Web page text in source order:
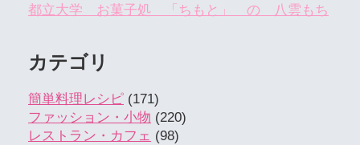
都立大学 お菓子処 「ちもと」 の 八雲もち
カテゴリ
簡単料理レシピ (171)
ファッション・小物 (220)
レストラン・カフェ (98)